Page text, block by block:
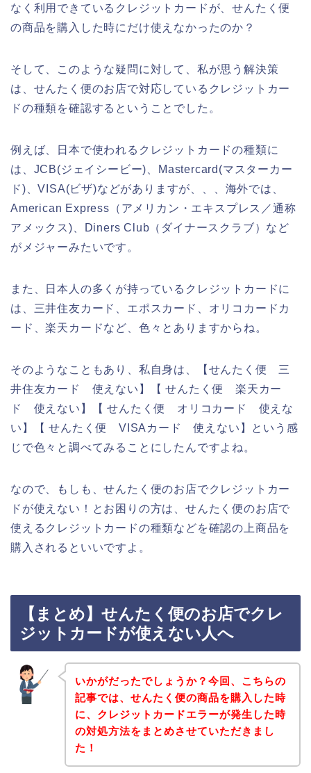
なく利用できているクレジットカードが、せんたく便
の商品を購入した時にだけ使えなかったのか？
そして、このような疑問に対して、私が思う解決策
は、せんたく便のお店で対応しているクレジットカー
ドの種類を確認するということでした。
例えば、日本で使われるクレジットカードの種類に
は、JCB(ジェイシービー)、Mastercard(マスターカー
ド)、VISA(ビザ)などがありますが、、、海外では、
American Express（アメリカン・エキスプレス／通称
アメックス)、Diners Club（ダイナースクラブ）など
がメジャーみたいです。
また、日本人の多くが持っているクレジットカードに
は、三井住友カード、エポスカード、オリコカードカ
ード、楽天カードなど、色々とありますからね。
そのようなこともあり、私自身は、【せんたく便 三
井住友カード 使えない】【 せんたく便 楽天カー
ド 使えない】【 せんたく便 オリコカード 使えな
い】【 せんたく便 VISAカード 使えない】という感
じで色々と調べてみることにしたんですよね。
なので、もしも、せんたく便のお店でクレジットカー
ドが使えない！とお困りの方は、せんたく便のお店で
使えるクレジットカードの種類などを確認の上商品を
購入されるといいですよ。
【まとめ】せんたく便のお店でクレ
ジットカードが使えない人へ
いかがだったでしょうか？今回、こちらの
記事では、せんたく便の商品を購入した時
に、クレジットカードエラーが発生した時
の対処方法をまとめさせていただきまし
た！